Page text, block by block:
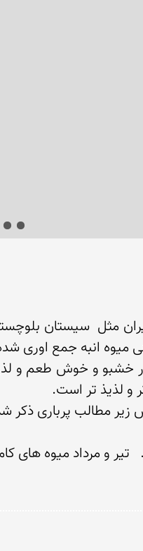
زیر مطالب پرباری ذکر
و مرداد میوه های